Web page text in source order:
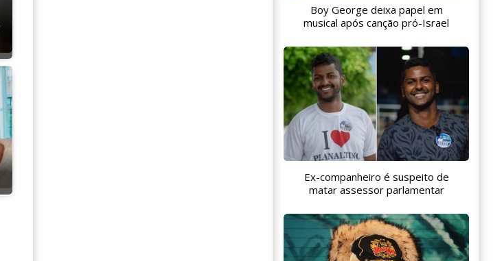
Boy George deixa papel em
musical após canção pró-Israel
Ex-companheiro é suspeito de
matar assessor parlamentar